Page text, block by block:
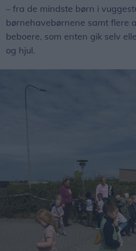
– fra de mindste børn i
børnehavebørnene samt flere
beboere, som enten gik selv
og hjul.